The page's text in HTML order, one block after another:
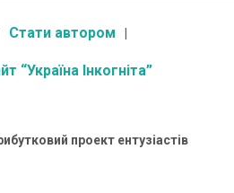
Стати автором
“Україна Інкогніта”
проект ентузіастів